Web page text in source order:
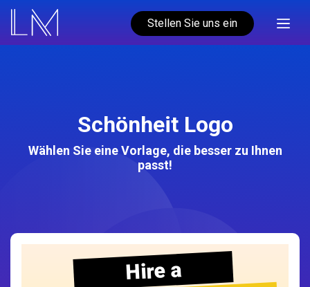
Stellen Sie uns ein
Schönheit Logo
Wählen Sie eine Vorlage, die besser zu Ihnen
passt!
Hire a